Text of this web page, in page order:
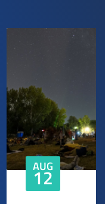
AUG
12